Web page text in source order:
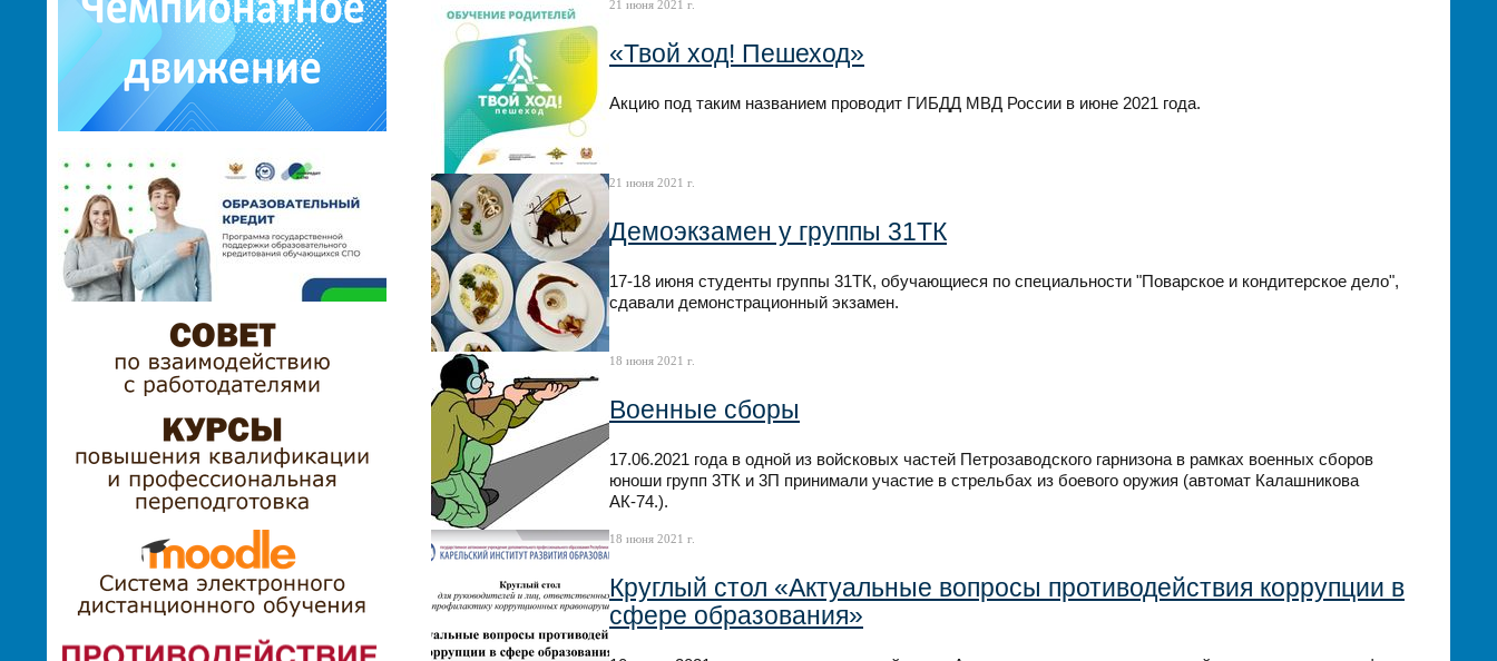
21 июня 2021 г.
«Твой ход! Пешеход»
Акцию под таким названием проводит ГИБДД МВД России в июне 2021 года.
21 июня 2021 г.
Демоэкзамен у группы 31ТК
17-18 июня студенты группы 31ТК, обучающиеся по специальности "Поварское и кондитерское дело",
сдавали демонстрационный экзамен.
18 июня 2021 г.
Военные сборы
17.06.2021 года в одной из войсковых частей Петрозаводского гарнизона в рамках военных сборов
юноши групп 3ТК и 3П принимали участие в стрельбах из боевого оружия (автомат Калашникова
АК-74.).
18 июня 2021 г.
Круглый стол «Актуальные вопросы противодействия коррупции в
сфере образования»